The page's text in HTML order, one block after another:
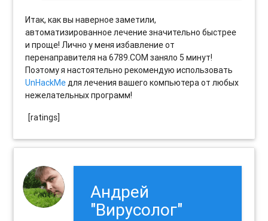
Итак, как вы наверное заметили,
автоматизированное лечение значительно быстрее
и проще! Лично у меня избавление от
перенаправителя на 6789.COM заняло 5 минут!
Поэтому я настоятельно рекомендую использовать
UnHackMeдля лечения вашего компьютера от любых
нежелательных программ!
[ratings]
Андрей
"Вирусолог"